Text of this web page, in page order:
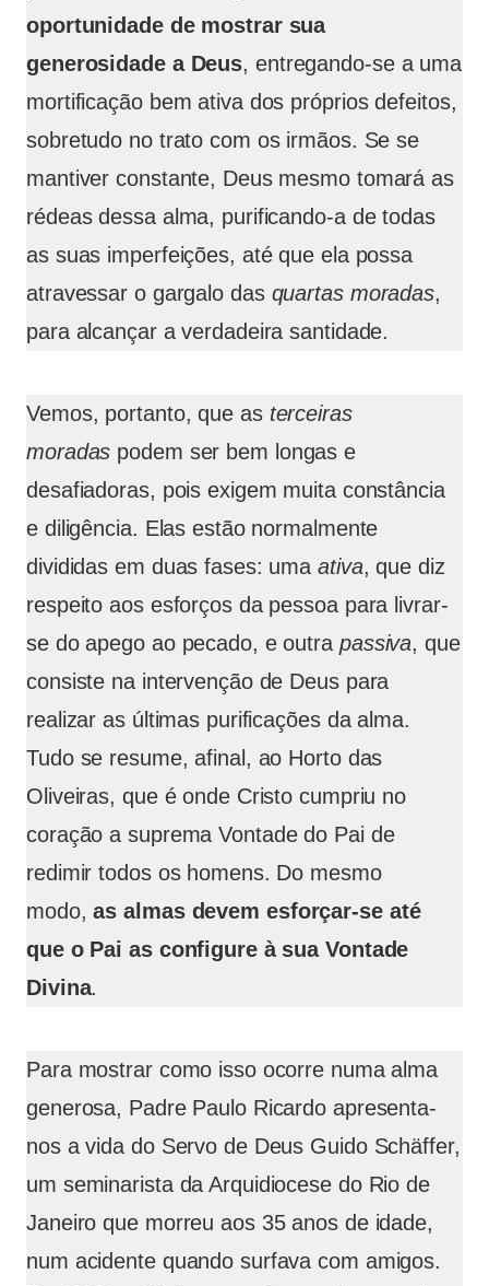
oportunidade de mostrar sua
generosidade a Deus, entregando-se a uma
mortificação bem ativa dos próprios defeitos,
sobretudo no trato com os irmãos. Se se
mantiver constante, Deus mesmo tomará as
rédeas dessa alma, purificando-a de todas
as suas imperfeições, até que ela possa
atravessar o gargalo das quartas moradas,
para alcançar a verdadeira santidade.
Vemos, portanto, que as terceiras
moradas podem ser bem longas e
desafiadoras, pois exigem muita constância
e diligência. Elas estão normalmente
divididas em duas fases: umaativa, que diz
respeito aos esforços da pessoa para livrar-
se do apego ao pecado, e outra passiva, que
consiste na intervenção de Deus para
realizar as últimas purificações da alma.
Tudo se resume, afinal, ao Horto das
Oliveiras, que é onde Cristo cumpriu no
coração a suprema Vontade do Pai de
redimir todos os homens. Do mesmo
modo,as almas devem esforçar-se até
que o Pai as configure à sua Vontade
Divina.
Para mostrar como isso ocorre numa alma
generosa, Padre Paulo Ricardo apresenta-
nos a vida do Servo de Deus Guido Schäffer,
um seminarista da Arquidiocese do Rio de
Janeiro que morreu aos 35 anos de idade,
num acidente quando surfava com amigos.